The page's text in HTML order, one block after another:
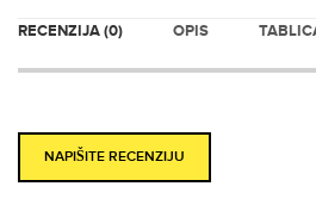
RECENZIJA (0) OPIS
NAPIŠITE RECENZIJU